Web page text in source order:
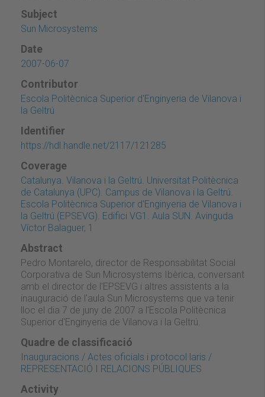
Subject
Sun Microsystems
Date
2007-06-07
Contributor
Escola Politècnica Superior d'Enginyeria de Vilanova i
la Geltrú
Identifier
https://hdl.handle.net/2117/121285
Coverage
Catalunya. Vilanova i la Geltrú. Universitat Politècnica
de Catalunya (UPC). Campus de Vilanova i la Geltrú.
Escola Politècnica Superior d'Enginyeria de Vilanova i
la Geltrú (EPSEVG). Edifici VG1. Aula SUN. Avinguda
Víctor Balaguer, 1
Abstract
Pedro Montarelo, director de Responsabilitat Social
Corporativa de Sun Microsystems Ibèrica, conversant
amb el director de l'EPSEVG i altres assistents a la
inauguració de l'aula Sun Microsystems que va tenir
lloc el dia 7 de juny de 2007 a l'Escola Politècnica
Superior d'Enginyeria de Vilanova i la Geltrú.
Quadre de classificació
Inauguracions / Actes oficials i protocol·laris /
REPRESENTACIÓ I RELACIONS PÚBLIQUES
Activity